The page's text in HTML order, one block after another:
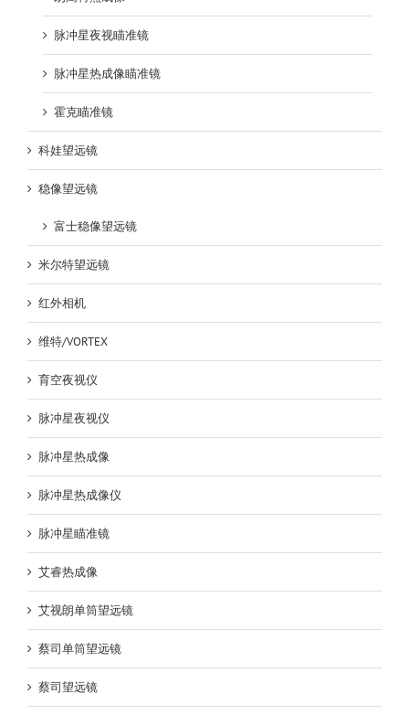
脉冲星夜视瞄准镜
脉冲星热成像瞄准镜
霍克瞄准镜
科娃望远镜
稳像望远镜
富士稳像望远镜
米尔特望远镜
红外相机
维特/VORTEX
育空夜视仪
脉冲星夜视仪
脉冲星热成像
脉冲星热成像仪
脉冲星瞄准镜
艾睿热成像
艾视朗单筒望远镜
蔡司单筒望远镜
蔡司望远镜